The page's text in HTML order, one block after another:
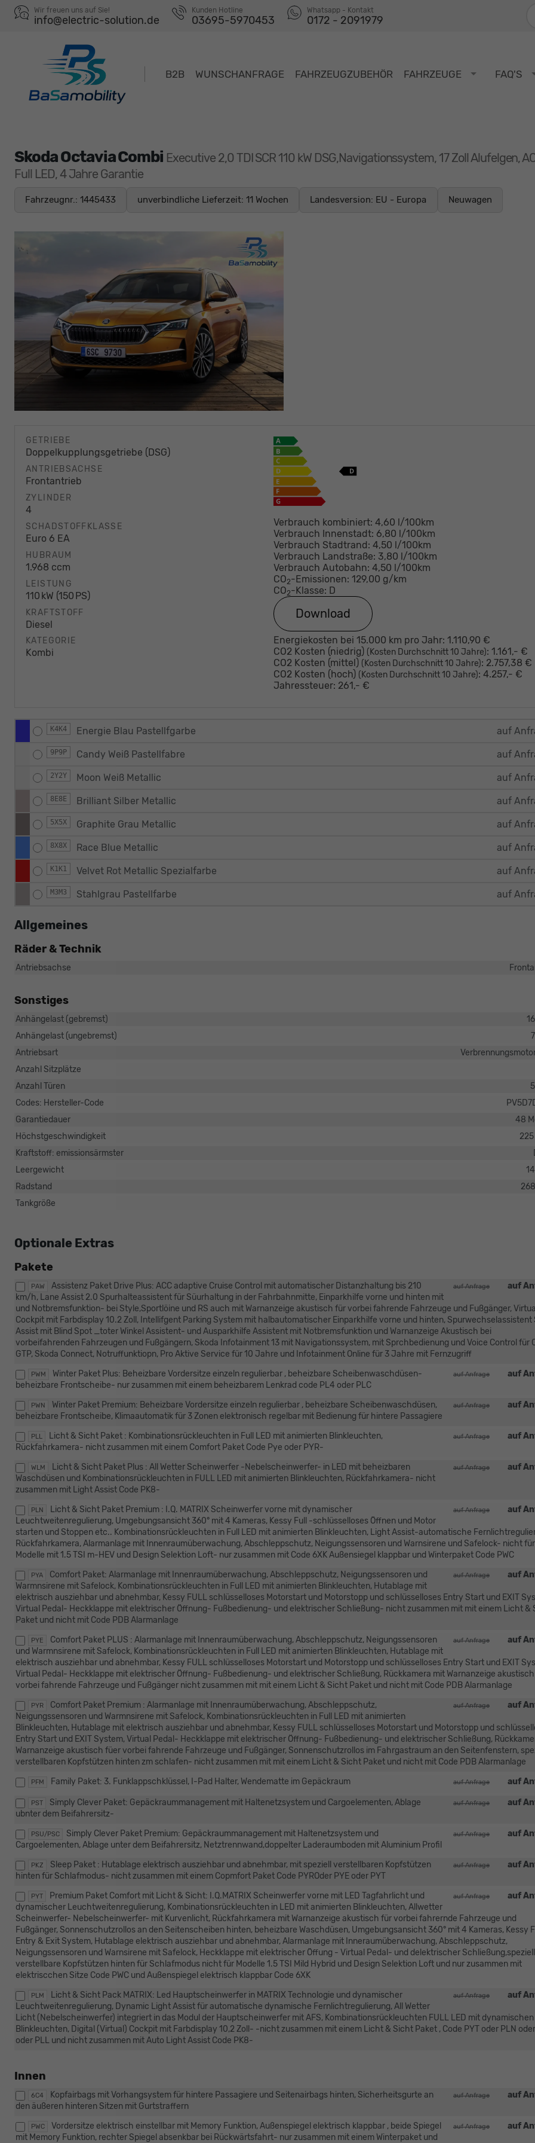
Wir freuen uns auf Sie!
info@electric-solution.de
Kunden Hotline
03695-5970453
Whatsapp - Kontakt
0172 - 2091979
B2B WUNSCHANFRAGE FAHRZEUGZUBEHÖR FAHRZEUGE FAQ'S
Skoda Octavia Combi Executive 2,0 TDI SCR 110 kW DSG,Navigationssystem, 17 Zoll Alufelgen,
Full LED, 4 Jahre Garantie
Fahrzeugnr.: 1445433 unverbindliche Lieferzeit:11 Wochen Landesversion: EU - Europa Neuwagen
GETRIEBE
Doppelkupplungsgetriebe (DSG)
ANTRIEBSACHSE
Frontantrieb
ZYLINDER
4
SCHADSTOFFKLASSE
Euro 6 EA
HUBRAUM
1.968 ccm
LEISTUNG
110 kW (150 PS)
KRAFTSTOFF
Diesel
KATEGORIE
Kombi
Verbrauch kombiniert: 4,60 l/100km
Verbrauch Innenstadt: 6,80 l/100km
Verbrauch Stadtrand: 4,50 l/100km
Verbrauch Landstraße: 3,80 l/100km
Verbrauch Autobahn: 4,50 l/100km
CO2-Emissionen: 129,00 g/km
CO2-Klasse: D
Download
Energiekosten bei 15.000 km pro Jahr: 1.110,90 €
CO2 Kosten (niedrig) (Kosten Durchschnitt 10 Jahre): 1.161,- €
CO2 Kosten (mittel) (Kosten Durchschnitt 10 Jahre): 2.757,38 €
CO2 Kosten (hoch) (Kosten Durchschnitt 10 Jahre): 4.257,- €
Jahressteuer: 261,- €
K4K4 Energie Blau Pastellfgarbe auf
9P9P Candy Weiß Pastellfabre auf
2Y2Y Moon Weiß Metallic auf
8E8E Brilliant Silber Metallic auf
5X5X Graphite Grau Metallic auf
8X8X Race Blue Metallic auf
K1K1 Velvet Rot Metallic Spezialfarbe auf
M3M3 Stahlgrau Pastellfarbe auf
Allgemeines
Räder & Technik
Antriebsachse
Sonstiges
Anhängelast (gebremst)
Anhängelast (ungebremst)
Antriebsart
Anzahl Sitzplätze
Anzahl Türen
Codes: Hersteller-Code
Garantiedauer
48
Höchstgeschwindigkeit
Kraftstoff: emissionsärmster
Leergewicht
Radstand
Tankgröße
Optionale Extras
Pakete
PAW auf
auf Anfrage
Assistenz Paket Drive Plus: ACC adaptive Cruise Control mit automatischer Distanzhaltung bis 210
km/h, Lane Assist 2.0 Spurhalteassistent für Süurhaltung in der Fahrbahnmitte, Einparkhilfe vorne und hinten mit
und Notbremsfunktion- bei Style,Sportlöine und RS auch mit Warnanzeige akustisch für vorbei fahrende Fahrzeuge und Fußgänger, Virtual
Cockpit mit Farbdisplay 10.2 Zoll, Intellifgent Parking System mit halbautomatischer Einparkhilfe vorne und hinten, Spurwechselassistent
Assist mit Blind Spot _toter Winkel Assistent- und Ausparkhilfe Assistent mit Notbremsfunktion und Warnanzeige Akustisch bei
vorbeifahrenden Fahrzeugen und Fußgängern, Skoda Infotainment 13 mit Navigationssystem, mit Sprchbedienung und Voice Control für
GTP, Skoda Connect, Notruffunktiopn, Pro Aktive Service für 10 Jahre und Infotainment Online für 3 Jahre mit Fernzugriff
PWM auf
auf Anfrage
Winter Paket Plus: Beheizbare Vordersitze einzeln regulierbar , beheizbare Scheibenwaschdüsen-
beheizbare Frontscheibe- nur zusammen mit einem beheizbarem Lenkrad code PL4 oder PLC
PWN auf
auf Anfrage
Winter Paket Premium: Beheizbare Vordersitze einzeln regulierbar , beheizbare Scheibenwaschdüsen,
beheizbare Frontscheibe, Klimaautomatik für 3 Zonen elektronisch regelbar mit Bedienung für hintere Passagiere
PLL auf
auf Anfrage
Licht & Sicht Paket : Kombinationsrückleuchten in Full LED mit animierten Blinkleuchten,
Rückfahrkamera- nicht zusammen mit einem Comfort Paket Code Pye oder PYR-
WLM auf
auf Anfrage
Licht & Sicht Paket Plus : All Wetter Scheinwerfer -Nebelscheinwerfer- in LED mit beheizbaren
Waschdüsen und Kombinationsrückleuchten in FULL LED mit animierten Blinkleuchten, Rückfahrkamera- nicht
zusammen mit Light Assist Code PK8-
PLN auf
auf Anfrage
Licht & Sicht Paket Premium : I.Q. MATRIX Scheinwerfer vorne mit dynamischer
Leuchtweitenregulierung, Umgebungsansicht 360° mit 4 Kameras, Kessy Full -schlüsselloses Öffnen und Motor
starten und Stoppen etc.. Kombinationsrückleuchten in Full LED mit animierten Blinkleuchten, Light Assist-automatische
Rückfahrkamera, Alarmanlage mit Innenraumüberwachung, Abschleppschutz, Neigungssensoren und Warnsirene und Safelock- nicht für
Modelle mit 1.5 TSI m-HEV und Design Selektion Loft- nur zusammen mit Code 6XK Außensiegel klappbar und Winterpaket Code PWC
PYA auf
auf Anfrage
Comfort Paket: Alarmanlage mit Innenraumüberwachung, Abschleppschutz, Neigungssensoren und
Warmnsirene mit Safelock, Kombinationsrückleuchten in Full LED mit animierten Blinkleuchten, Hutablage mit
elektrisch ausziehbar und abnehmbar, Kessy FULL schlüsselloses Motorstart und Motorstopp und schlüsselloses Entry Start und EXIT
Virtual Pedal- Heckklappe mit elektrischer Öffnung- Fußbedienung- und elektrischer Schließung- nicht zusammen mit mit einem Licht &
Paket und nicht mit Code PDB Alarmanlage
PYE auf
auf Anfrage
Comfort Paket PLUS : Alarmanlage mit Innenraumüberwachung, Abschleppschutz, Neigungssensoren
und Warmnsirene mit Safelock, Kombinationsrückleuchten in Full LED mit animierten Blinkleuchten, Hutablage mit
elektrisch ausziehbar und abnehmbar, Kessy FULL schlüsselloses Motorstart und Motorstopp und schlüsselloses Entry Start und EXIT
Virtual Pedal- Heckklappe mit elektrischer Öffnung- Fußbedienung- und elektrischer Schließung, Rückkamera mit Warnanzeige
vorbei fahrende Fahrzeuge und Fußgänger nicht zusammen mit mit einem Licht & Sicht Paket und nicht mit Code PDB Alarmanlage
PYR auf
auf Anfrage
Comfort Paket Premium : Alarmanlage mit Innenraumüberwachung, Abschleppschutz,
Neigungssensoren und Warmnsirene mit Safelock, Kombinationsrückleuchten in Full LED mit animierten
Blinkleuchten, Hutablage mit elektrisch ausziehbar und abnehmbar, Kessy FULL schlüsselloses Motorstart und Motorstopp und
Entry Start und EXIT System, Virtual Pedal- Heckklappe mit elektrischer Öffnung- Fußbedienung- und elektrischer Schließung,
Warnanzeige akustisch füer vorbei fahrende Fahrzeuge und Fußgänger, Sonnenschutzrollos im Fahrgastraum an den Seitenfenstern,
verstellbaren Kopfstützen hinten zm schlafen- nicht zusammen mit mit einem Licht & Sicht Paket und nicht mit Code PDB Alarmanlage
PFM auf
auf Anfrage
Family Paket: 3. Funklappschklüssel, I-Pad Halter, Wendematte im Gepäckraum
PST auf
auf Anfrage
Simply Clever Paket: Gepäckraummanagement mit Haltenetzsystem und Cargoelementen, Ablage
ubnter dem Beifahrersitz-
PSU/PSC auf
auf Anfrage
Simply Clever Paket Premium: Gepäckraummanagement mit Haltenetzsystem und
Cargoelementen, Ablage unter dem Beifahrersitz, Netztrennwand,doppelter Laderaumboden mit Aluminium Profil
PKZ auf
auf Anfrage
Sleep Paket : Hutablage elektrisch ausziehbar und abnehmbar, mit speziell verstellbaren Kopfstützen
hinten für Schlafmodus- nicht zusammen mit einem Copmfort Paket Code PYROder PYE oder PYT
PYT auf
auf Anfrage
Premium Paket Comfort mit Licht & Sicht: I.Q.MATRIX Scheinwerfer vorne mit LED Tagfahrlicht und
dynamischer Leuchtweitenregulierung, Kombinationsrückleuchten in LED mit animierten Blinkleuchten, Allwetter
Scheinwerfer- Nebelscheinwerfer- mit Kurvenlicht, Rückfahrkamera mit Warnanzeige akustisch für vorbei fahrernde Fahrzeuge und
Fußgänger, Sonnenschutzrollos an den Seitenscheiben hinten, beheizbare Waschdüsen, Umgebungsansicht 360° mit 4 Kameras, Kessy
Entry & Exit System, Hutablage elektrisch ausziehbar und abnehmbar, Alarmanlage mit Inneraumüberwachung, Abschleppschutz,
Neigungssensoren und Warnsirene mit Safelock, Heckklappe mit elektrischer Öffung - Virtual Pedal- und delektrischer Schließung,speziell
verstellbare Kopfstützen hinten für Schlafmodus nicht für Modelle 1.5 TSI Mild Hybrid und Design Selektion Loft und nur zusammen mit
elektriscchen Sitze Code PWC und Außenspiegel elektrisch klappbar Code 6XK
PLM auf
auf Anfrage
Licht & Sicht Pack MATRIX: Led Hauptscheinwerfer in MATRIX Technologie und dynamischer
Leuchtweitenregulierung, Dynamic Light Assist für automatische dynamische Fernlichtregulierung, All Wetter
Licht (Nebelscheinwerfer) integriert in das Modul der Hauptscheinwerfer mit AFS, Kombinationsrückleuchten FULL LED mit dynamischen
Blinkleuchten, Digital (Virtual) Cockpit mit Farbdisplay 10,2 Zoll- -nicht zusammen mit einem Licht & Sicht Paket , Code PYT oder PLN oder
oder PLL und nicht zusammen mit Auto Light Assist Code PK8-
Innen
6C4 auf
auf Anfrage
Kopfairbags mit Vorhangsystem für hintere Passagiere und Seitenairbags hinten, Sicherheitsgurte an
den äußeren hinteren Sitzen mit Gurtstraffern
PWC auf
auf Anfrage
Vordersitze elektrisch einstellbar mit Memory Funktion, Außenspiegel elektrisch klappbar , beide Spiegel
mit Memory Funktion, rechter Spiegel absenkbar bei Rückwärtsfahrt- nur zusammen mit einem Winterpaket und